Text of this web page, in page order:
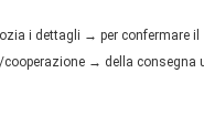
i dettagli → per confermare
→ della consegna